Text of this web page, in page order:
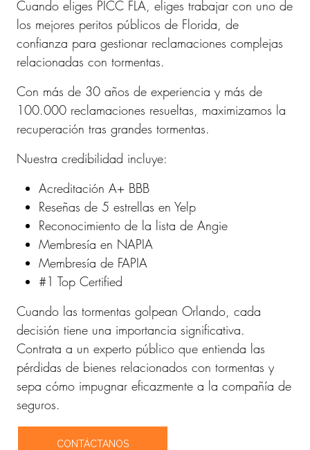
Cuando eliges PICC FLA, eliges trabajar con uno de
los mejores peritos públicos de Florida, de
confianza para gestionar reclamaciones complejas
relacionadas con tormentas.
Con más de 30 años de experiencia y más de
100.000 reclamaciones resueltas, maximizamos la
recuperación tras grandes tormentas.
Nuestra credibilidad incluye:
Acreditación A+ BBB
Reseñas de 5 estrellas en Yelp
Reconocimiento de la lista de Angie
Membresía en NAPIA
Membresía de FAPIA
#1 Top Certified
Cuando las tormentas golpean Orlando, cada
decisión tiene una importancia significativa.
Contrata a un experto público que entienda las
pérdidas de bienes relacionados con tormentas y
sepa cómo impugnar eficazmente a la compañía de
seguros.
CONTÁCTANOS